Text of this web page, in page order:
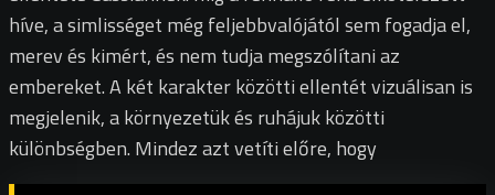
híve, a simlisséget még feljebbvalójától sem fogadja el,
merev és kimért, és nem tudja megszólítani az
embereket. A két karakter közötti ellentét vizuálisan is
megjelenik, a környezetük és ruhájuk közötti
különbségben. Mindez azt vetíti előre, hogy